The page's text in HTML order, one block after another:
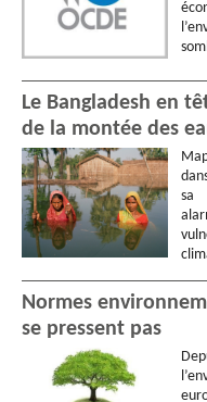
Le Bangladesh en
de la montée des
sa
Normes
se pressent pas